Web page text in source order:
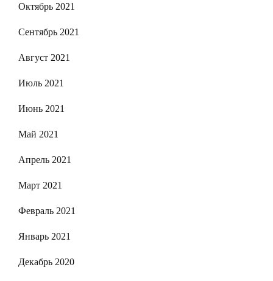
Октябрь 2021
Сентябрь 2021
Август 2021
Июль 2021
Июнь 2021
Май 2021
Апрель 2021
Март 2021
Февраль 2021
Январь 2021
Декабрь 2020